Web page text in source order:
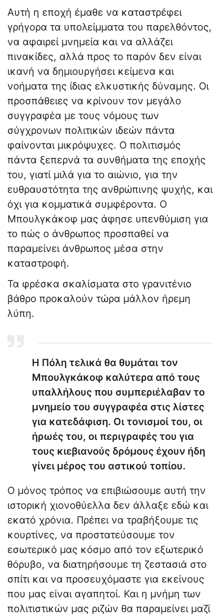
Αυτή η εποχή έμαθε να καταστρέφει
γρήγορα τα υπολείμματα του παρελθόντος,
να αφαιρεί μνημεία και να αλλάζει
πινακίδες, αλλά προς το παρόν δεν είναι
ικανή να δημιουργήσει κείμενα και
νοήματα της ίδιας ελκυστικής δύναμης. Οι
προσπάθειες να κρίνουν τον μεγάλο
συγγραφέα με τους νόμους των
σύγχρονων πολιτικών ιδεών πάντα
φαίνονται μικρόψυχες. Ο πολιτισμός
πάντα ξεπερνά τα συνθήματα της εποχής
του, γιατί μιλά για το αιώνιο, για την
ευθραυστότητα της ανθρώπινης ψυχής, και
όχι για κομματικά συμφέροντα. Ο
Μπουλγκάκοφ μας άφησε υπενθύμιση για
το πώς ο άνθρωπος προσπαθεί να
παραμείνει άνθρωπος μέσα στην
καταστροφή.
​Τα φρέσκα σκαλίσματα στο γρανιτένιο
βάθρο προκαλούν τώρα μάλλον ήρεμη
λύπη.
Η Πόλη τελικά θα θυμάται τον
Μπουλγκάκοφ καλύτερα από τους
υπαλλήλους που συμπεριέλαβαν το
μνημείο του συγγραφέα στις λίστες
για κατεδάφιση. Οι τονισμοί του, οι
ήρωές του, οι περιγραφές του για
τους κιεβιανούς δρόμους έχουν ήδη
γίνει μέρος του αστικού τοπίου.
Ο μόνος τρόπος να επιβιώσουμε αυτή την
ιστορική χιονοθύελλα δεν άλλαξε εδώ και
εκατό χρόνια. Πρέπει να τραβήξουμε τις
κουρτίνες, να προστατεύσουμε τον
εσωτερικό μας κόσμο από τον εξωτερικό
θόρυβο, να διατηρήσουμε τη ζεστασιά στο
σπίτι και να προσευχόμαστε για εκείνους
που μας είναι αγαπητοί. Και η μνήμη των
πολιτιστικών μας ριζών θα παραμείνει μαζί